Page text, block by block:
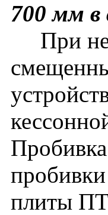
700 мм в
При
пробивки
плиты